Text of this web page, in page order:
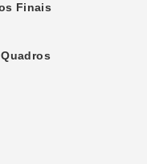
Finais
Quadros